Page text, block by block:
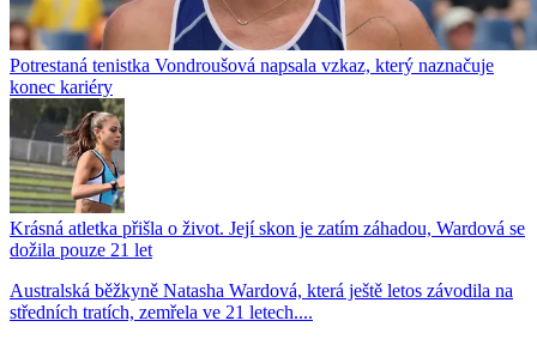
Potrestaná tenistka Vondroušová napsala vzkaz, který naznačuje
konec kariéry
Krásná atletka přišla o život. Její skon je zatím záhadou, Wardová se
dožila pouze 21 let
Australská běžkyně Natasha Wardová, která ještě letos závodila na
středních tratích, zemřela ve 21 letech....